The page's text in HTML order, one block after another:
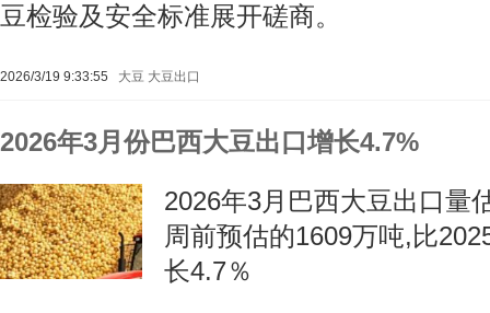
豆检验及安全标准展开磋商。
2026/3/19 9:33:55 大豆 大豆出口
2026年3月份巴西大豆出口增长4.7%
2026年3月巴西大豆出口量
周前预估的1609万吨,比
长4.7％